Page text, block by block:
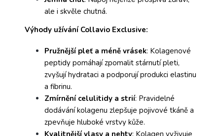
ale i skvěle chutná.
Výhody užívání Collavio Exclusive:
Pružnější pleť a méně vrásek: Kolagenové
peptidy pomáhají zpomalit stárnutí pleti,
zvyšují hydrataci a podporují produkci elastinu
a fibrinu.
Zmírnění celulitidy a strií: Pravidelné
dodávání kolagenu zlepšuje pojivové tkáně a
zpevňuje hluboké vrstvy kůže.
Kvalitnější vlasy a nehty: Kolagen vyživuje